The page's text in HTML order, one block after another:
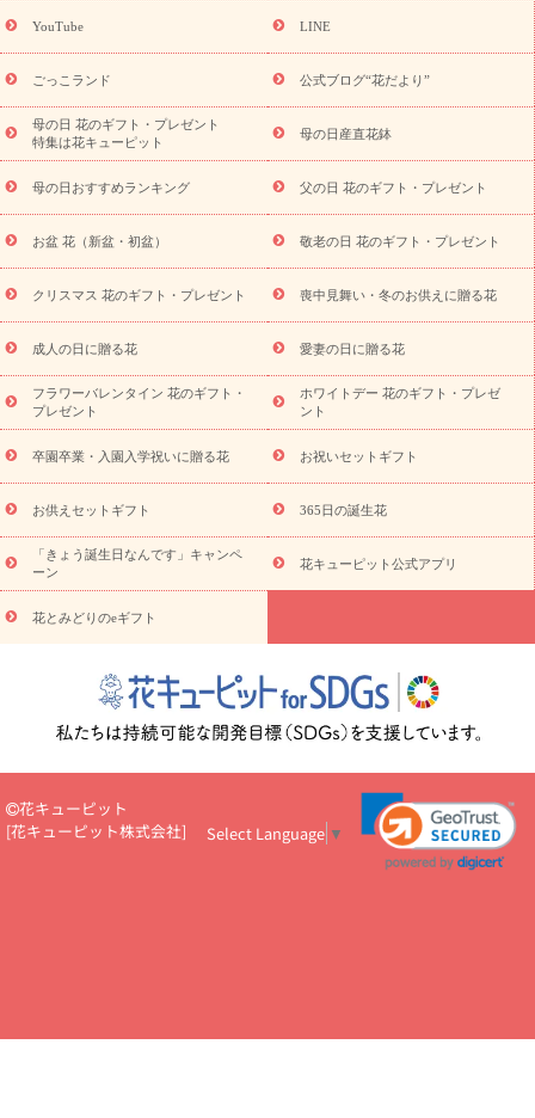
9月の誕生花(リンドウ)
ら探す
お祝いの花特集 当日配達特急便 お祝い商品一覧
念日
結婚祝い 出産祝い 退院祝い・快気祝い
寿祝い
プチギフト ペットのお祝いフラワー
供え・お悔やみ商品一覧
お供え・お悔やみの花
四十九日法要以
降に贈る花
通夜・葬儀に贈る花
お供え お花とセットギフト
お供え プリザーブドフラワー
ペットのお供えフラワー
お盆（新
盆・初盆）
その他 お祝い返し お見舞い
お取り寄せギフト
ビジネス用
ご自宅用 観葉植物 ミディ胡蝶蘭
プリザーブ
ドフラワー
スタイルから探す アレンジメント 花束
スタ
ンド花
お祝い お供え・お悔やみ 胡蝶蘭 胡蝶蘭・花鉢
ディ胡蝶蘭・お祝い
ミディ胡蝶蘭・お供え
世界初の青色胡蝶蘭
観葉植物
観葉植物 産直多肉植物
プリザーブドフラワー
お祝い
お供え・お悔やみ 花とセットギフト
セミオーダー
プチギフト（hanamore -ハナモア-）
花とみどりのeギフト
キューピットのeGfit
カラー ピンク イエローオレンジ
レッ
ド
お花の種類 トルコキキョウ
お祝い お祝い・3000円～ お祝い・4000円～
お祝い・
5000円～
お祝い・7000円～ お祝い・ 10000円～
お供え・お
悔やみ
円～
お供え・お悔やみ・
読み物
いのマナー
定年退職祝いのマナー
お祝いを贈るときのマナー・
花キューピットのお祝いコラム一覧
誕生日のお花を「色
彩心理学」で選ぶ方法
結婚祝いの予算相場
出産祝いお役立ち情
ール
新築引っ越し祝いコラム お祝い花のマナー総まとめ
職
場上司や先輩へ贈るお祝い花の正解は？
開店祝いの花 選び方ガイ
あり)
花キューピット×専門家
CO2排出量削減 / SDGsを考える
YouTube LINE
ごっこランド 公式ブログ“花だより”
母の日 花のギフト・プレゼント
特集は花キューピット
母の日産直花鉢
母の日おすすめランキング 父の日 花のギフト・プレゼント
お盆 花（新盆・初盆） 敬老の日 花のギフト・プレゼント
クリスマス 花のギフト・プレゼント 喪中見舞い・冬のお供えに贈る花
成人の日に贈る花 愛妻の日に贈る花
フラワーバレンタイン 花のギフト・
プレゼント
ホワイトデー 花のギフト・プレゼ
ント
卒園卒業・入園入学祝いに贈る花 お祝いセットギフト
お供えセットギフト 365日の誕生花
「きょう誕生日なんです」キャンペ
ーン
花キューピット公式アプリ
花とみどりのeギフト
花キューピット
[花キューピット株式会社] Select Language ▼